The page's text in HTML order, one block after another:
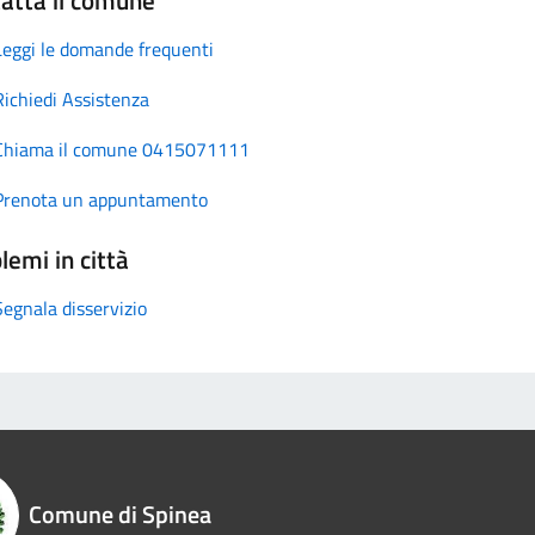
le domande frequenti
Assistenza
il comune 0415071111
un appuntamento
in città
disservizio
Comune di Spinea